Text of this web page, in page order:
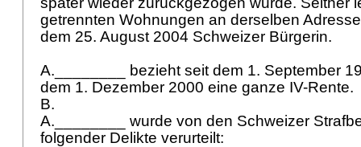
getrennten Wohnungen an derselben
dem 25. August 2004 Schweizer Bürgerin.
A.________ bezieht seit dem 1. September
dem 1. Dezember 2000 eine ganze IV-Rente.
B.
A.________ wurde von den Schweizer
folgender Delikte verurteilt: